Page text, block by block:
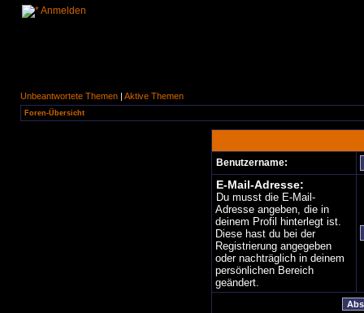
Anmelden
Unbeantwortete Themen | Aktive Themen
Foren-Übersicht
Benutzername:
E-Mail-Adresse:
Du musst die E-Mail-
Adresse angeben, die in
deinem Profil hinterlegt ist.
Diese hast du bei der
Registrierung angegeben
oder nachträglich in deinem
persönlichen Bereich
geändert.